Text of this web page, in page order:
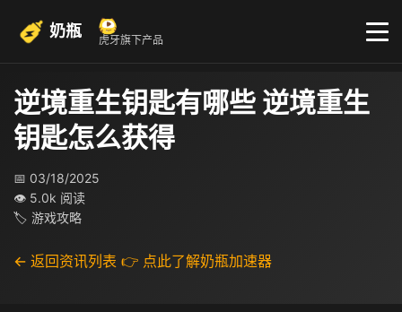
奶瓶 虎牙旗下产品
逆境重生钥匙有哪些 逆境重生
钥匙怎么获得
📅 03/18/2025
👁 5.0k 阅读
🏷 游戏攻略
← 返回资讯列表 👉 点此了解奶瓶加速器